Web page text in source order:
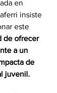
en
insiste
este
de ofrecer
a un
de
juvenil.